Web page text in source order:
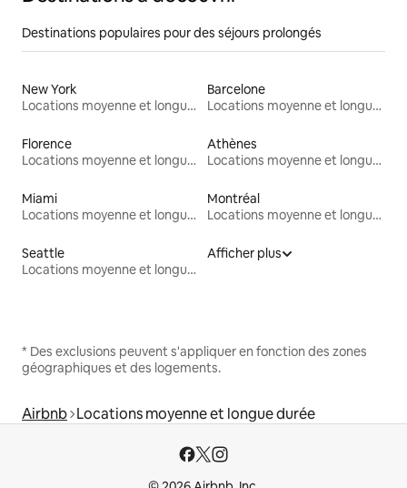
Destinations populaires pour des séjours prolongés
New York
Locations moyenne et longue durée
Barcelone
Locations moyenne et longue durée
Florence
Locations moyenne et longue durée
Athènes
Locations moyenne et longue durée
Miami
Locations moyenne et longue durée
Montréal
Locations moyenne et longue durée
Seattle
Locations moyenne et longue durée
Afficher plus
* Des exclusions peuvent s'appliquer en fonction des zones
géographiques et des logements.
Airbnb Locations moyenne et longue durée